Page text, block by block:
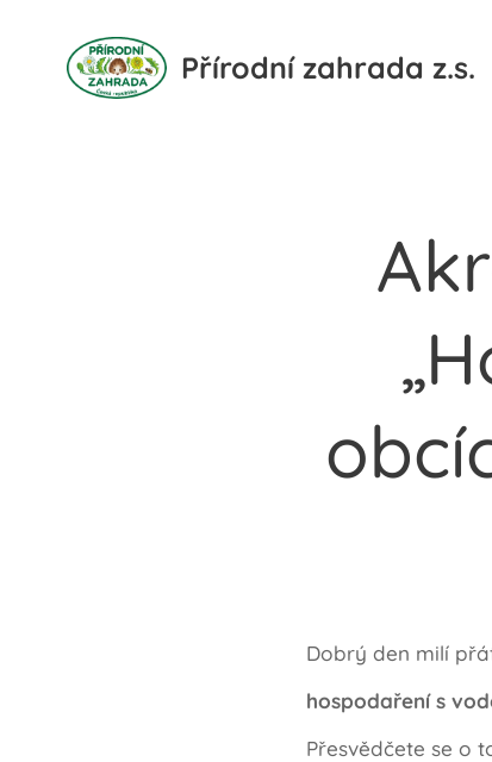
Přírodní zahrada z.s.
Dobrý den milí
hospodaření s
Přesvědčete se o